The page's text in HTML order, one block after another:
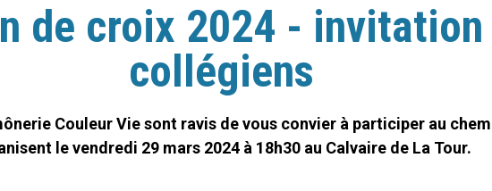
de croix 2024 - invitation
collégiens
Couleur Vie sont ravis de vous convier à participer au
le vendredi 29 mars 2024 à 18h30 au Calvaire de La Tour.